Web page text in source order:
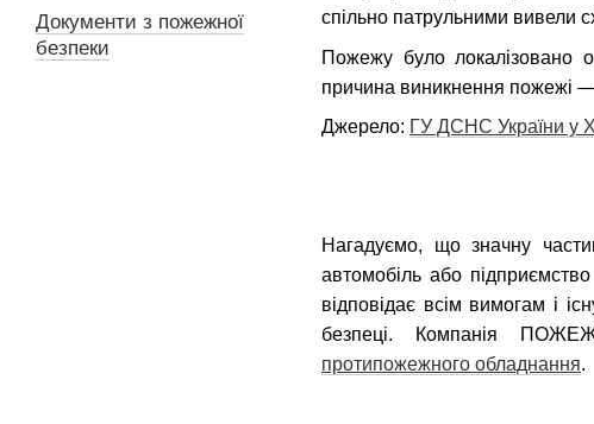
спільно патрульними вивели
Пожежу було локалізовано
причина виникнення пожежі
Джерело: ГУ ДСНС України у
Нагадуємо, що значну
автомобіль або
відповідає всім вимогам і
безпеці. Компанія
протипожежного обладнання.
Документи з пожежної
безпеки